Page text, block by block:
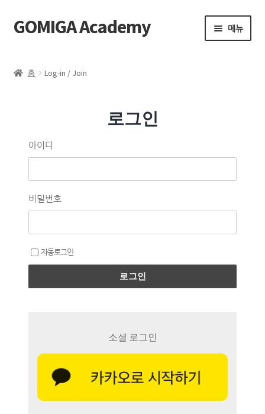
GOMIGA Academy 메뉴
에스테틱
제품 구매
로그인
홈 Log-in / Join
로그인
아이디
비밀번호
자동로그인
로그인
소셜 로그인